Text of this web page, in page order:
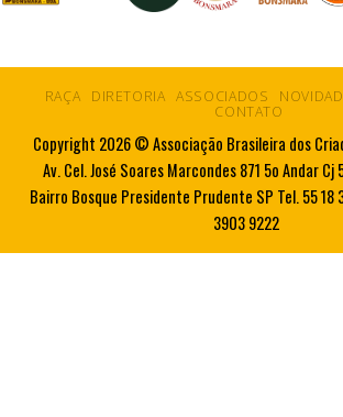
RAÇA DIRETORIA ASSOCIADOS
CONTATO
Copyright 2026 © Associação Brasileira dos
Av. Cel. José Soares Marcondes 871 5o Andar Cj
Bairro Bosque Presidente Prudente SP Tel. 55 18
3903 9222